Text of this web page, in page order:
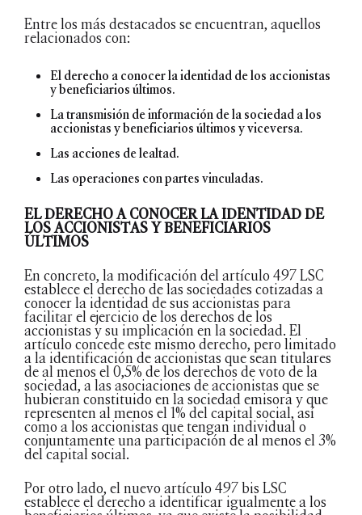
Entre los más destacados se encuentran, aquellos
relacionados con:
El derecho a conocer la identidad de los accionistas
y beneficiarios últimos.
La transmisión de información de la sociedad a los
accionistas y beneficiarios últimos y viceversa.
Las acciones de lealtad.
Las operaciones con partes vinculadas.
EL DERECHO A CONOCER LA IDENTIDAD DE
LOS ACCIONISTAS Y BENEFICIARIOS
ÚLTIMOS
En concreto, la modificación del artículo 497 LSC
establece el derecho de las sociedades cotizadas a
conocer la identidad de sus accionistas para
facilitar el ejercicio de los derechos de los
accionistas y su implicación en la sociedad. El
artículo concede este mismo derecho, pero limitado
a la identificación de accionistas que sean titulares
de al menos el 0,5% de los derechos de voto de la
sociedad, a las asociaciones de accionistas que se
hubieran constituido en la sociedad emisora y que
representen al menos el 1% del capital social, así
como a los accionistas que tengan individual o
conjuntamente una participación de al menos el 3%
del capital social.
Por otro lado, el nuevo artículo 497 bis LSC
establece el derecho a identificar igualmente a los